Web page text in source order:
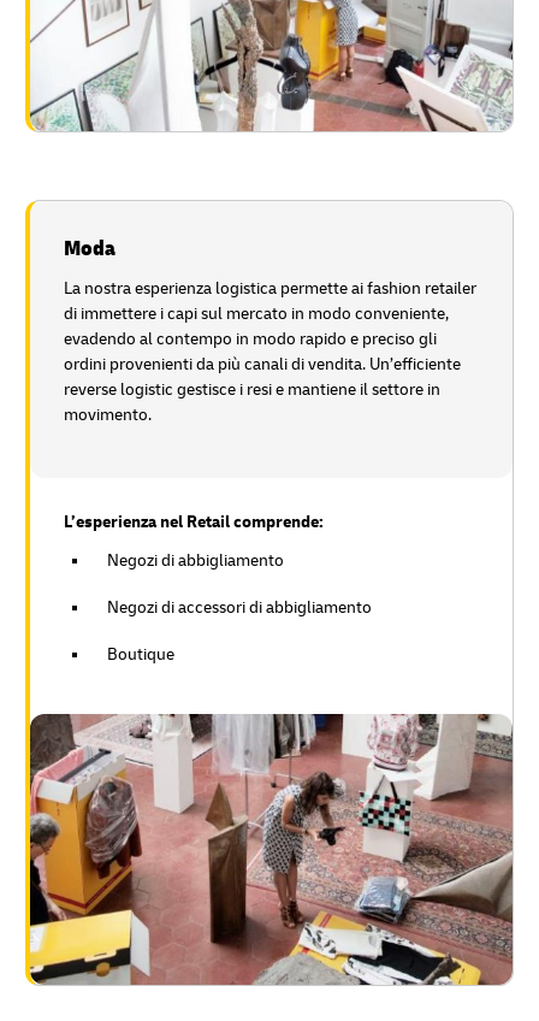
Moda
La nostra esperienza logistica permette ai fashion retailer
di immettere i capi sul mercato in modo conveniente,
evadendo al contempo in modo rapido e preciso gli
ordini provenienti da più canali di vendita. Un’efficiente
reverse logistic gestisce i resi e mantiene il settore in
movimento.
L’esperienza nel Retail comprende:
Negozi di abbigliamento
Negozi di accessori di abbigliamento
Boutique